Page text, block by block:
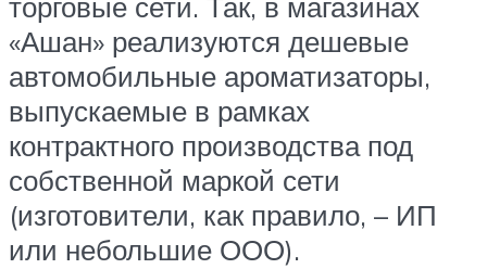
«Ашан» реализуются дешевые
автомобильные ароматизаторы,
выпускаемые в рамках
контрактного производства под
собственной маркой сети
(изготовители, как правило, – ИП
или небольшие ООО).